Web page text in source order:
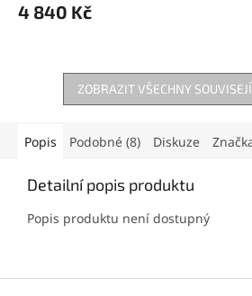
4 840 Kč
ZOBRAZIT VŠECHNY
Popis Podobné (8) Diskuze
Detailní popis produktu
Popis produktu není dostupný